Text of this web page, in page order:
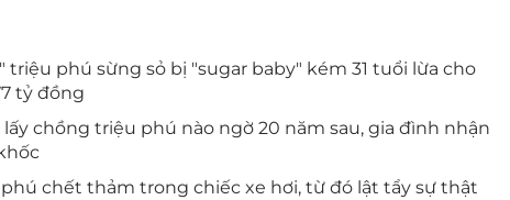
phú sừng sỏ bị "sugar baby" kém 31 tuổi lừa cho
tỷ đồng
chồng triệu phú nào ngờ 20 năm sau, gia đình nhận
chết thảm trong chiếc xe hơi, từ đó lật tẩy sự thật